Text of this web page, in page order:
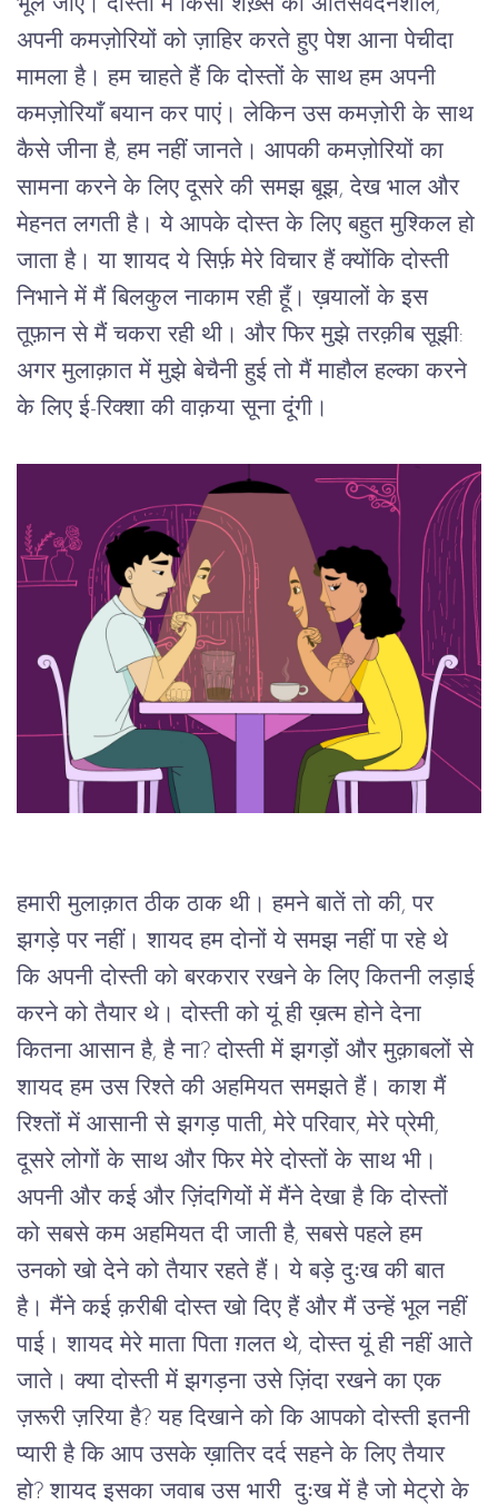
भूल जाए। दोस्ती में किसी शख़्स का अतिसंवेदनशील,
अपनी कमज़ोरियों को ज़ाहिर करते हुए पेश आना पेचीदा
मामला है। हम चाहते हैं कि दोस्तों के साथ हम अपनी
कमज़ोरियाँ बयान कर पाएं। लेकिन उस कमज़ोरी के साथ
कैसे जीना है, हम नहीं जानते। आपकी कमज़ोरियों का
सामना करने के लिए दूसरे की समझ बूझ, देख भाल और
मेहनत लगती है। ये आपके दोस्त के लिए बहुत मुश्किल हो
जाता है। या शायद ये सिर्फ़ मेरे विचार हैं क्योंकि दोस्ती
निभाने में मैं बिलकुल नाकाम रही हूँ। ख़यालों के इस
तूफ़ान से मैं चकरा रही थी। और फिर मुझे तरक़ीब सूझी:
अगर मुलाक़ात में मुझे बेचैनी हुई तो मैं माहौल हल्का करने
के लिए ई-रिक्शा की वाक़या सूना दूंगी।
हमारी मुलाक़ात ठीक ठाक थी। हमने बातें तो की, पर
झगड़े पर नहीं। शायद हम दोनों ये समझ नहीं पा रहे थे
कि अपनी दोस्ती को बरकरार रखने के लिए कितनी लड़ाई
करने को तैयार थे। दोस्ती को यूं ही ख़त्म होने देना
कितना आसान है, है ना? दोस्ती में झगड़ों और मुक़ाबलों से
शायद हम उस रिश्ते की अहमियत समझते हैं। काश मैं
रिश्तों में आसानी से झगड़ पाती, मेरे परिवार, मेरे प्रेमी,
दूसरे लोगों के साथ और फिर मेरे दोस्तों के साथ भी।
अपनी और कई और ज़िंदगियों में मैंने देखा है कि दोस्तों
को सबसे कम अहमियत दी जाती है, सबसे पहले हम
उनको खो देने को तैयार रहते हैं। ये बड़े दुःख की बात
है। मैंने कई क़रीबी दोस्त खो दिए हैं और मैं उन्हें भूल नहीं
पाई। शायद मेरे माता पिता ग़लत थे, दोस्त यूं ही नहीं आते
जाते। क्या दोस्ती में झगड़ना उसे ज़िंदा रखने का एक
ज़रूरी ज़रिया है? यह दिखाने को कि आपको दोस्ती इतनी
प्यारी है कि आप उसके ख़ातिर दर्द सहने के लिए तैयार
हो? शायद इसका जवाब उस भारी  दुःख में है जो मेट्रो के